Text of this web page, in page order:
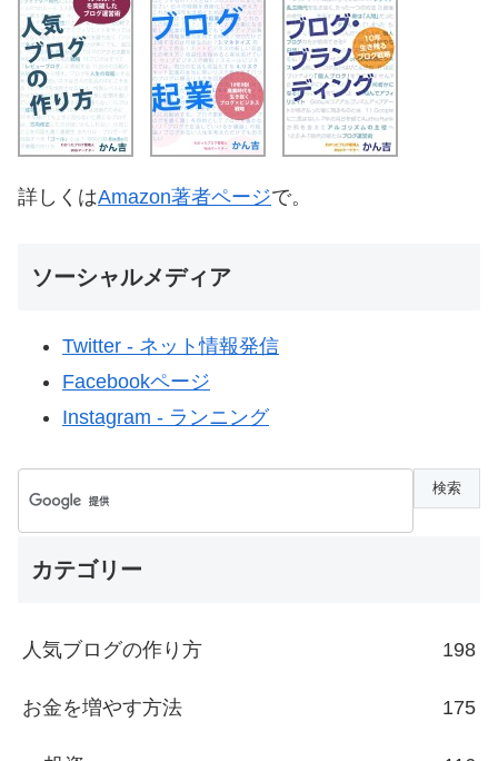
詳しくはAmazon著者ページで。
ソーシャルメディア
Twitter - ネット情報発信
Facebookページ
Instagram - ランニング
カテゴリー
人気ブログの作り方 198
お金を増やす方法 175